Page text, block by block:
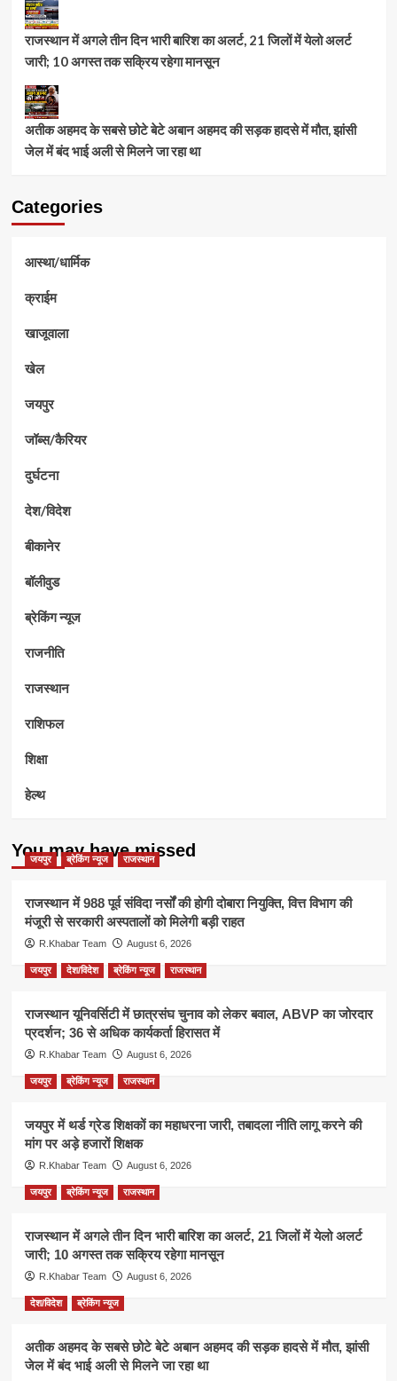
राजस्थान में अगले तीन दिन भारी बारिश का अलर्ट, 21 जिलों में येलो अलर्ट
जारी; 10 अगस्त तक सक्रिय रहेगा मानसून
अतीक अहमद के सबसे छोटे बेटे अबान अहमद की सड़क हादसे में मौत, झांसी
जेल में बंद भाई अली से मिलने जा रहा था
Categories
आस्था/धार्मिक
क्राईम
खाजूवाला
खेल
जयपुर
जॉब्स/कैरियर
दुर्घटना
देश/विदेश
बीकानेर
बॉलीवुड
ब्रेकिंग न्यूज
राजनीति
राजस्थान
राशिफल
शिक्षा
हेल्थ
You may have missed
जयपुर ब्रेकिंग न्यूज राजस्थान
राजस्थान में 988 पूर्व संविदा नर्सों की होगी दोबारा नियुक्ति, वित्त विभाग की
मंजूरी से सरकारी अस्पतालों को मिलेगी बड़ी राहत
R.Khabar Team August 6, 2026
जयपुर देश/विदेश ब्रेकिंग न्यूज राजस्थान
राजस्थान यूनिवर्सिटी में छात्रसंघ चुनाव को लेकर बवाल, ABVP का जोरदार
प्रदर्शन; 36 से अधिक कार्यकर्ता हिरासत में
R.Khabar Team August 6, 2026
जयपुर ब्रेकिंग न्यूज राजस्थान
जयपुर में थर्ड ग्रेड शिक्षकों का महाधरना जारी, तबादला नीति लागू करने की
मांग पर अड़े हजारों शिक्षक
R.Khabar Team August 6, 2026
जयपुर ब्रेकिंग न्यूज राजस्थान
राजस्थान में अगले तीन दिन भारी बारिश का अलर्ट, 21 जिलों में येलो अलर्ट
जारी; 10 अगस्त तक सक्रिय रहेगा मानसून
R.Khabar Team August 6, 2026
देश/विदेश ब्रेकिंग न्यूज
अतीक अहमद के सबसे छोटे बेटे अबान अहमद की सड़क हादसे में मौत, झांसी
जेल में बंद भाई अली से मिलने जा रहा था